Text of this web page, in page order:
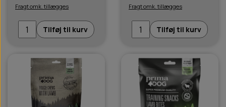
Fragt omk. tillægges
Tilføj til kurv
Fragt omk. tillægges
Tilføj til kurv